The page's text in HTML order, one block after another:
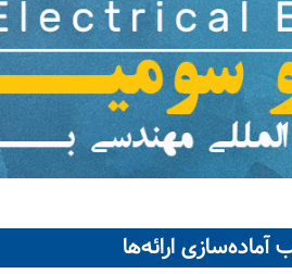
آماده‌سازی ارائه‌ها